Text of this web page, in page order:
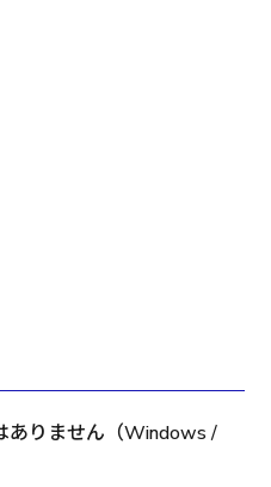
ありません（Windows /